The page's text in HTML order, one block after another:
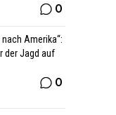
0
Amerika“:
der Jagd auf
0